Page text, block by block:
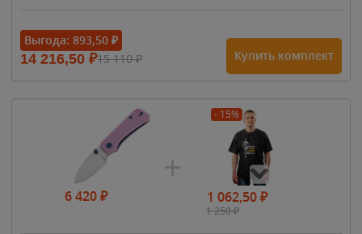
Выгода: 893,50 ₽
14 216,50 ₽15 110₽ Купить комплект
6 420₽
- 15%
1 062,50₽
1 250₽